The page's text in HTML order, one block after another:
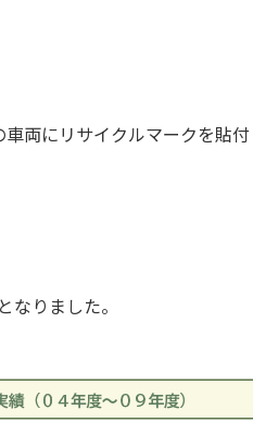
両にリサイクルマークを貼付
りました。